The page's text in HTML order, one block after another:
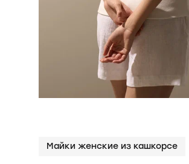
Майки женские из кашкорсе